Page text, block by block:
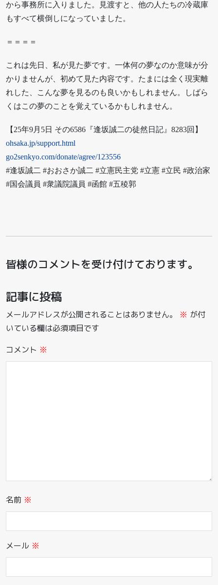
から事務所に入りました。見渡すと、他の人たちの冷蔵庫
もすべて横倒しになっていました。
＝＝＝＝
これは先日、私が見た夢です。一体何の夢なのか意味が分
かりませんが、初めて見た内容です。たまには全く現実離
れした、こんな夢を見るのも良いかもしれません。しばら
くはこの夢のことを覚えているかもしれません。
【25年9月5日 その6586『逢坂誠二の徒然日記』8283回】
ohsaka.jp/support.html
go2senkyo.com/donate/agree/123556
#逢坂誠二 #おおさか誠二 #立憲民主党 #立憲 #立民 #政治家
#国会議員 #衆議院議員 #函館 #五稜郭
皆様のコメントを受け付けております。
記事に投稿
メールアドレスが公開されることはありません。 ※ が付
いている欄は必須項目です
コメント ※
名前 ※
メール ※